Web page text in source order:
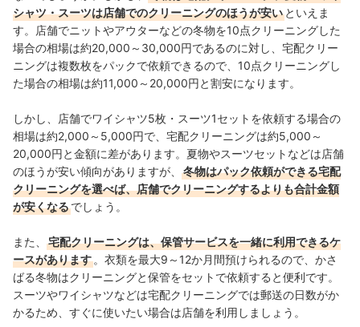
シャツ・スーツは店舗でのクリーニングのほうが安い といえま
す。店舗でニットやアウターなどの冬物を10点クリーニングした
場合の相場は約20,000～30,000円であるのに対し、宅配クリー
ニングは複数枚をパックで依頼できるので、10点クリーニングし
た場合の相場は約11,000～20,000円と割安になります。
しかし、店舗でワイシャツ5枚・スーツ1セットを依頼する場合の
相場は約2,000～5,000円で、宅配クリーニングは約5,000～
20,000円と金額に差があります。夏物やスーツセットなどは店舗
のほうが安い傾向がありますが、
冬物はパック依頼ができる宅配
クリーニングを選べば、店舗でクリーニングするよりも合計金額
が安くなるでしょう。
また、
宅配クリーニングは、保管サービスを一緒に利用できるケ
ースがあります 。衣類を最大9～12か月間預けられるので、かさ
ばる冬物はクリーニングと保管をセットで依頼すると便利です。
スーツやワイシャツなどは宅配クリーニングでは郵送の日数がか
かるため、すぐに使いたい場合は店舗を利用しましょう。